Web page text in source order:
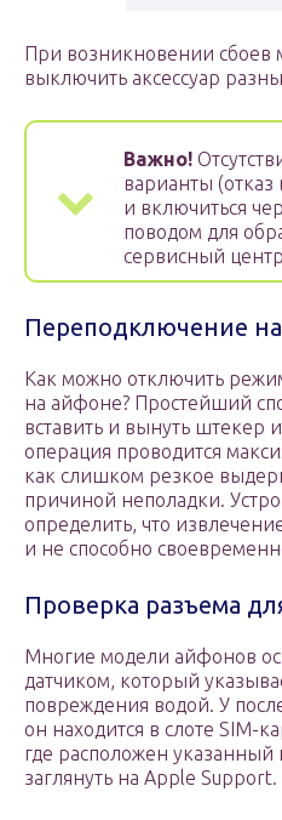
При возникновении сбоев
выключить аксессуар
Важно!
варианты
и включиться
поводом для
сервисный
Переподключение
Как можно отключить
на айфоне? Простейший
вставить и вынуть штекер
операция проводится
как слишком резкое
причиной неполадки.
определить, что
и не способно
Проверка разъема
Многие модели айфонов
датчиком, который
повреждения водой. У
он находится в слоте SIM-
где расположен указанный
заглянуть на Apple Support.